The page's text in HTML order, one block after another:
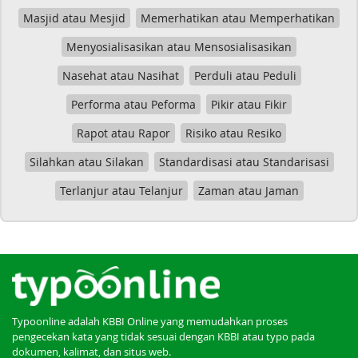
Masjid atau Mesjid
Memerhatikan atau Memperhatikan
Menyosialisasikan atau Mensosialisasikan
Nasehat atau Nasihat
Perduli atau Peduli
Performa atau Peforma
Pikir atau Fikir
Rapot atau Rapor
Risiko atau Resiko
Silahkan atau Silakan
Standardisasi atau Standarisasi
Terlanjur atau Telanjur
Zaman atau Jaman
Typoonline adalah KBBI Online yang memudahkan proses
pengecekan kata yang tidak sesuai dengan KBBI atau typo pada
dokumen, kalimat, dan situs web.